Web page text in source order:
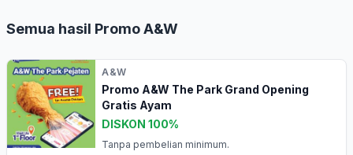
Semua hasil Promo A&W
A&W
Promo A&W The Park Grand Opening
Gratis Ayam
DISKON 100%
Tanpa pembelian minimum.